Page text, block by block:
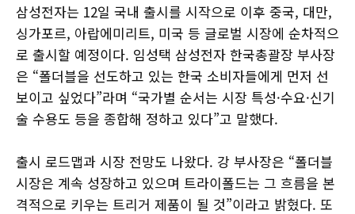
삼성전자는 12일 국내 출시를 시작으로 이후 중국, 대만,
싱가포르, 아랍에미리트, 미국 등 글로벌 시장에 순차적으
로 출시할 예정이다. 임성택 삼성전자 한국총괄장 부사장
은 “폴더블을 선도하고 있는 한국 소비자들에게 먼저 선
보이고 싶었다”라며 “국가별 순서는 시장 특성·수요·신기
술 수용도 등을 종합해 정하고 있다”고 말했다.
출시 로드맵과 시장 전망도 나왔다. 강 부사장은 “폴더블
시장은 계속 성장하고 있으며 트라이폴드는 그 흐름을 본
격적으로 키우는 트리거 제품이 될 것”이라고 밝혔다. 또